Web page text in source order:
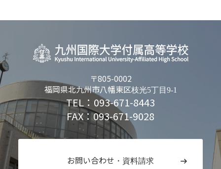
〒805-0002
福岡県北九州市八幡東区枝光5丁目9-1
TEL：093-671-8443
FAX：093-671-9028
お問い合わせ ・資料請求